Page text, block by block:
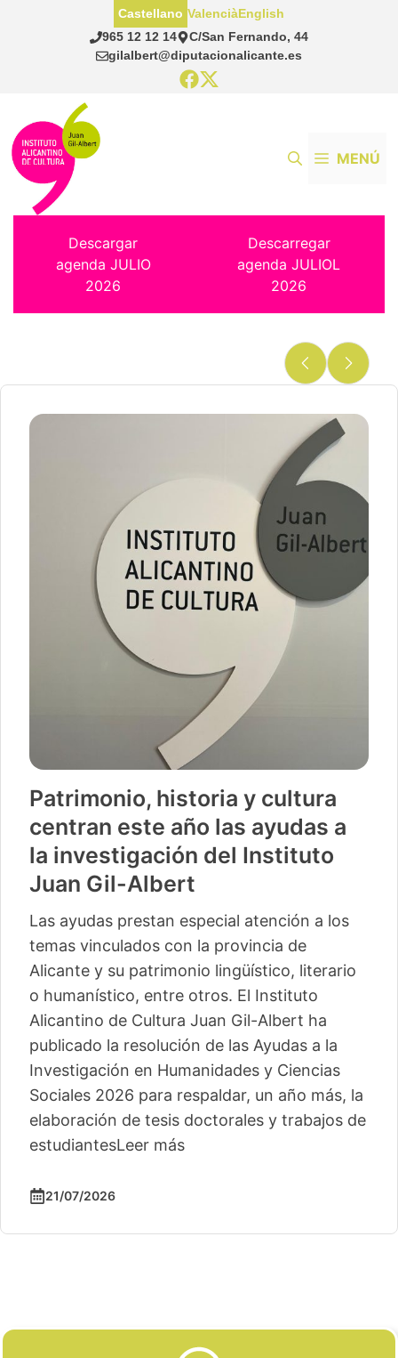
965 12 12 14
C/San Fernando, 44
gilalbert@diputacionalicante.es
Castellano ValenciàEnglish
MENÚ
Descargar
agenda JULIO
2026
Descarregar
agenda JULIOL
2026
Vuelve «Cultura-500» con
actividades para 13 pequeños
municipios más
La segunda edición de este ciclo del Instituto
Alicantino de Cultura Juan Gil-Albert
comienza este sábado en Camp de Mirra
con un taller de percusión de Pakito Baeza
La segunda edición del ciclo ‘Cultura -500’
del Instituto Alicantino de Cultura Juan Gil-
Albert llegará este verano a trece
localidades, con loLeer más
04/06/2026